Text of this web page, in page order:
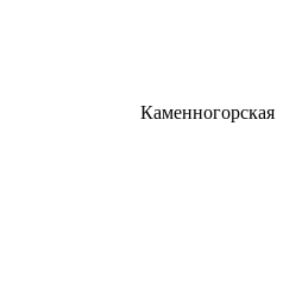
Каменногорская